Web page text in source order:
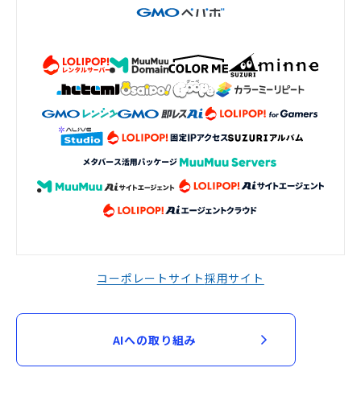
コーポレートサイト採用サイト
AIへの取り組み